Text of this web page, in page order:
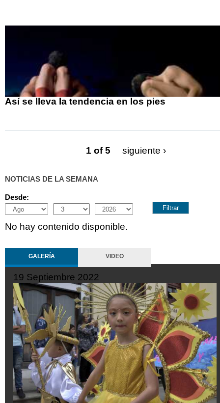
Así se lleva la tendencia en los pies
1 of 5 siguiente ›
NOTICIAS DE LA SEMANA
Desde:
Month
Day Year
No hay contenido disponible.
GALERÍA VIDEO
19 Septiembre 2022